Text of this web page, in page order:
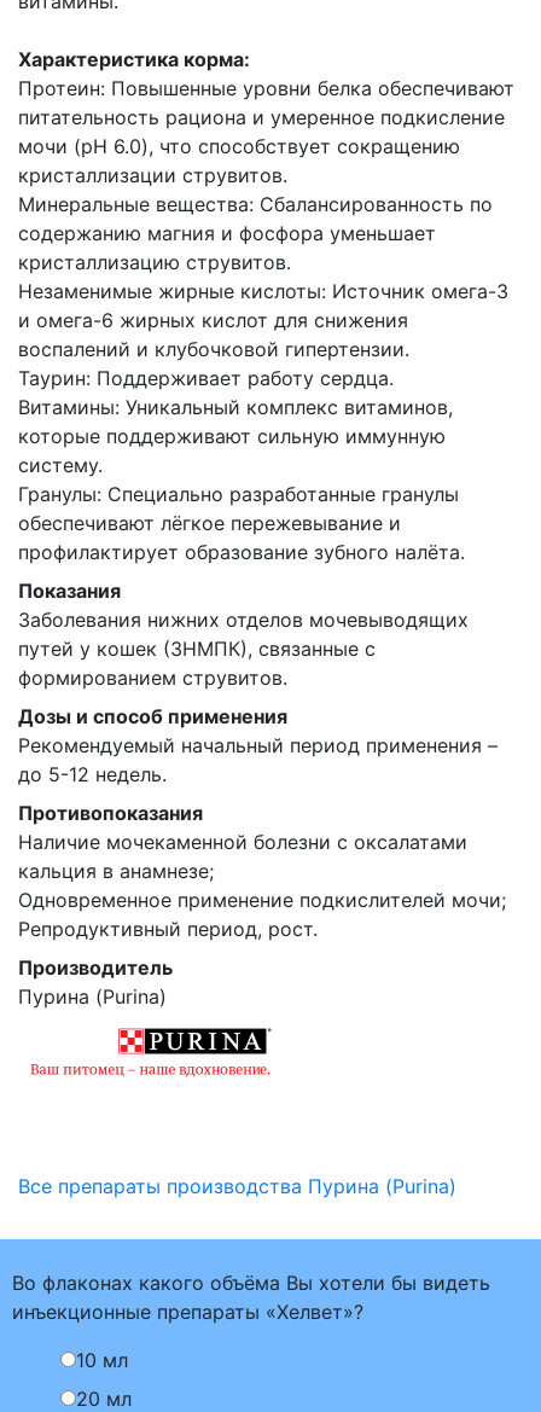
Характеристика корма:
Протеин: Повышенные уровни белка обеспечивают
питательность рациона и умеренное подкисление
мочи (pH 6.0), что способствует сокращению
кристаллизации струвитов.
Минеральные вещества: Сбалансированность по
содержанию магния и фосфора уменьшает
кристаллизацию струвитов.
Незаменимые жирные кислоты: Источник омега-3
и омега-6 жирных кислот для снижения
воспалений и клубочковой гипертензии.
Таурин: Поддерживает работу сердца.
Витамины: Уникальный комплекс витаминов,
которые поддерживают сильную иммунную
систему.
Гранулы: Специально разработанные гранулы
обеспечивают лёгкое пережевывание и
профилактирует образование зубного налёта.
Показания
Заболевания нижних отделов мочевыводящих
путей у кошек (ЗНМПК), связанные с
формированием струвитов.
Дозы и способ применения
Рекомендуемый начальный период применения –
до 5-12 недель.
Противопоказания
Наличие мочекаменной болезни с оксалатами
кальция в анамнезе;
Одновременное применение подкислителей мочи;
Репродуктивный период, рост.
Производитель
Пурина (Purina)
Все препараты производства Пурина (Purina)
Во флаконах какого объёма Вы хотели бы видеть
инъекционные препараты «Хелвет»?
10 мл
20 мл